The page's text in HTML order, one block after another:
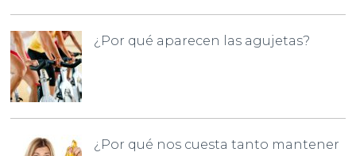
¿Por qué aparecen las agujetas?
¿Por qué nos cuesta tanto mantener